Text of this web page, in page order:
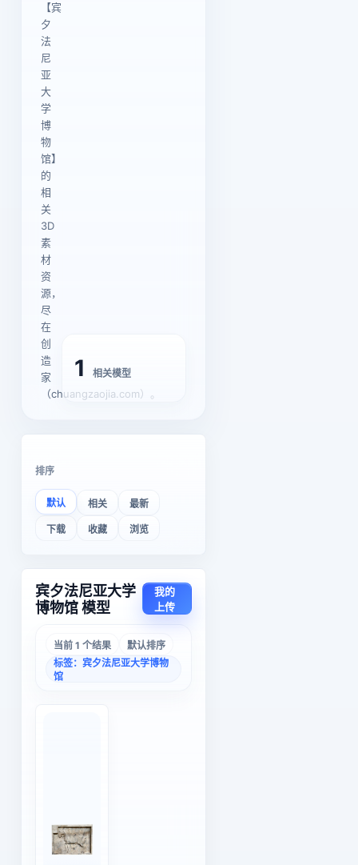
【宾
夕
法
尼
亚
大
学
博
物
馆】
的
相
关
3D
素
材
资
源，
尽
在
创
造
家
（chuangzaojia.com）。
1 相关模型
排序
默认 相关 最新
下载 收藏 浏览
宾夕法尼亚大学
博物馆 模型
我的
上传
当前 1 个结果
默认排序
标签：宾夕法尼亚大学博物
馆